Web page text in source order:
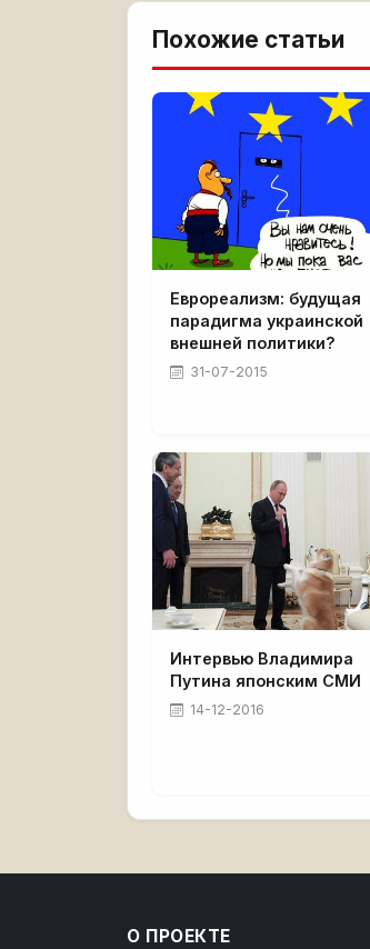
Похожие статьи
Еврореализм: будущая
парадигма украинской
внешней политики?
31-07-2015
Интервью Владимира
Путина японским СМИ
14-12-2016
О ПРОЕКТЕ